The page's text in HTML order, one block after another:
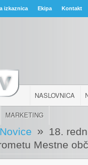
izkaznica Ekipa Kontakt
NASLOVNICA
MARKETING
Novice »
18.
Mestne